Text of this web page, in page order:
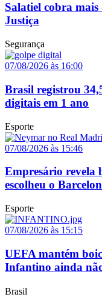
Salatiel cobra
Justiça
Segurança
07/08/2026 às 16:00
Brasil registrou
digitais em 1 ano
Esporte
07/08/2026 às 15:46
Empresário revela
escolheu o
Esporte
07/08/2026 às 15:15
UEFA mantém
Infantino ainda
Brasil